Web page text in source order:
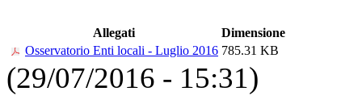
Allegati
Dimensione
Osservatorio Enti locali - Luglio 2016 785.31 KB
(29/07/2016 - 15:31)